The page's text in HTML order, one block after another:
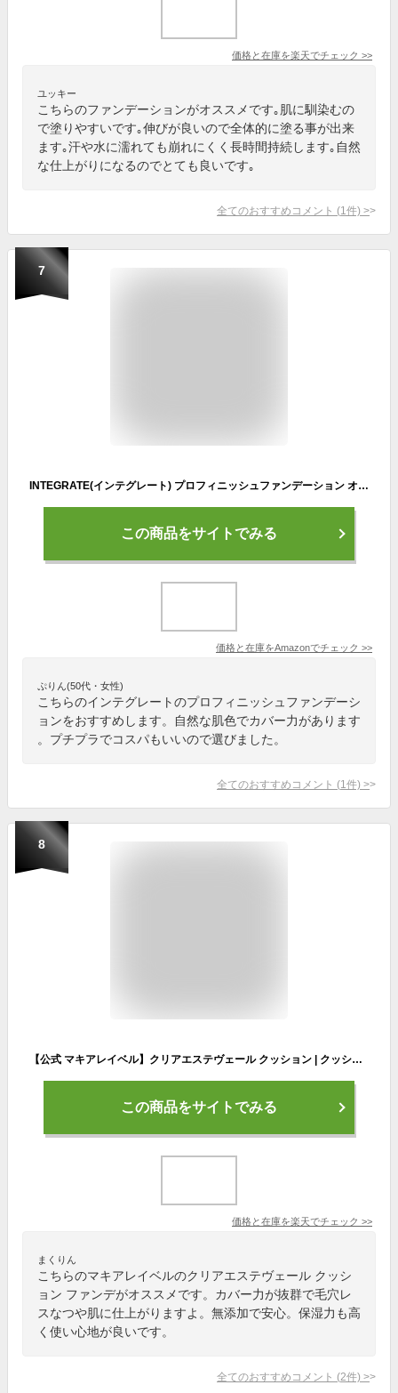
価格と在庫を楽天でチェック >>
ユッキー
こちらのファンデーションがオススメです｡肌に馴染むの
で塗りやすいです｡伸びが良いので全体的に塗る事が出来
ます｡汗や水に濡れても崩れにくく長時間持続します｡自然
な仕上がりになるのでとても良いです｡
全てのおすすめコメント (1 件) >
7
INTEGRATE(インテグレート) プロフィニッシュファンデーション オークル20 自然な肌色 SPF16・PA++ レフィル 10g
この商品をサイトでみる
価格と在庫をAmazonでチェック >>
ぷりん(50代・女性)
こちらのインテグレートのプロフィニッシュファンデーシ
ョンをおすすめします。自然な肌色でカバー力があります
。プチプラでコスパもいいので選びました。
全てのおすすめコメント (1 件) >
8
【公式 マキアレイベル】クリアエステヴェール クッション | クッションファンデ クッションファンデーション クッションファンデ レフィル 日本製 無添加 カバー力 リキッドファンデ 保湿 ツヤ メイク 化粧品
この商品をサイトでみる
価格と在庫を楽天でチェック >>
まくりん
こちらのマキアレイベルのクリアエステヴェール クッシ
ョン ファンデがオススメです。カバー力が抜群で毛穴レ
スなつや肌に仕上がりますよ。無添加で安心。保湿力も高
く使い心地が良いです。
全てのおすすめコメント (2件) >